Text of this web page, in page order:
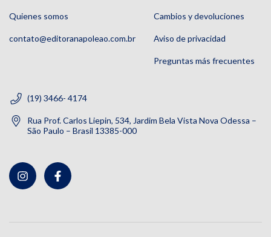
Quienes somos
contato@editoranapoleao.com.br
Cambios y devoluciones
Aviso de privacidad
Preguntas más frecuentes
(19) 3466- 4174
Rua Prof. Carlos Liepin, 534, Jardim Bela Vista Nova Odessa –
São Paulo – Brasil 13385-000